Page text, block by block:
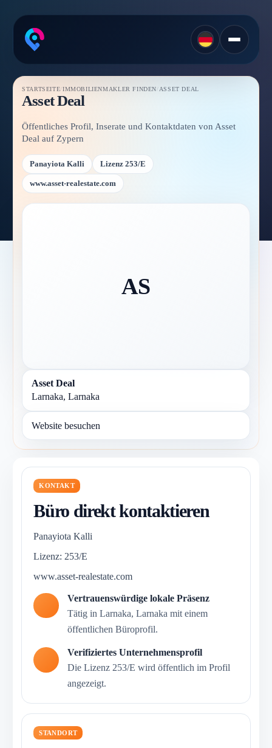
STARTSEITE/IMMOBILIENMAKLER FINDEN /ASSET DEAL
Asset Deal
Öffentliches Profil, Inserate und Kontaktdaten von Asset
Deal auf Zypern
Panayiota Kalli Lizenz 253/E
www.asset-realestate.com
AS
Asset Deal
Larnaka, Larnaka
Website besuchen
KONTAKT
Büro direkt kontaktieren
Panayiota Kalli
Lizenz: 253/E
www.asset-realestate.com
Vertrauenswürdige lokale Präsenz
Tätig in Larnaka, Larnaka mit einem
öffentlichen Büroprofil.
Verifiziertes Unternehmensprofil
Die Lizenz 253/E wird öffentlich im Profil
angezeigt.
STANDORT